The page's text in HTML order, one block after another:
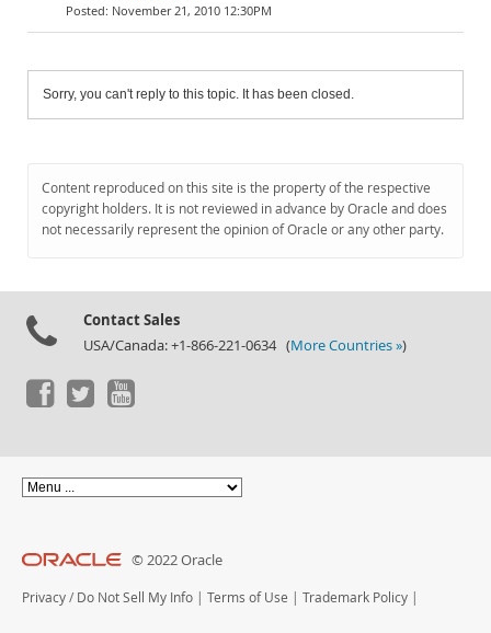
November 21, 2010 12:30PM
Sorry, you can't reply to this topic. It has been closed.
Content reproduced on this site is the property of the respective
copyright holders. It is not reviewed in advance by Oracle and does
not necessarily represent the opinion of Oracle or any other party.
Contact Sales
USA/Canada: +1-866-221-0634 (More Countries »)
© 2022 Oracle
Privacy / Do Not Sell My Info | Terms of Use | Trademark Policy |